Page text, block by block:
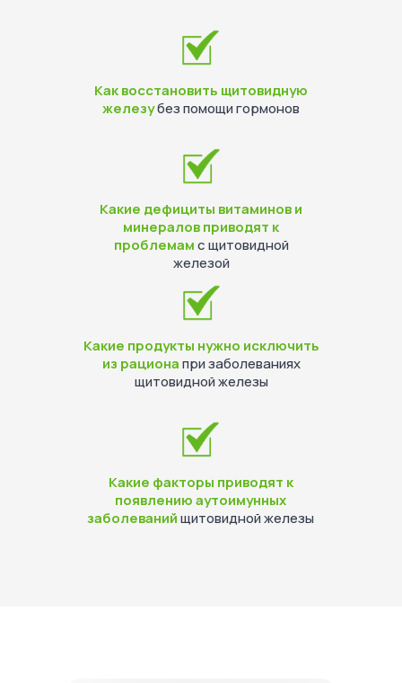
Какие дефициты витаминов и
минералов приводят к
проблемамс щитовидной
железой
Какие продукты нужно исключить
из рационапри заболеваниях
щитовидной железы
Как восстановить щитовидную
железубез помощи гормонов
Какие факторы приводят к
появлению аутоимунных
заболеванийщитовидной железы